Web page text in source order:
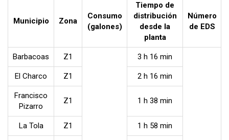
Municipio Zona
Consumo
(galones)
Tiempo de
distribución
desde la
planta
Número
de EDS
Barbacoas Z1 3 h 16 min
El Charco Z1 2 h 16 min
Francisco
Pizarro
Z1 1 h 38 min
La Tola Z1 1 h 58 min